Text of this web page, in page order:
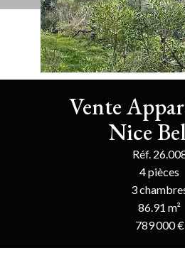
Vente
Nice
Réf.
4 pièces
3
86.91 m²
789 000 €